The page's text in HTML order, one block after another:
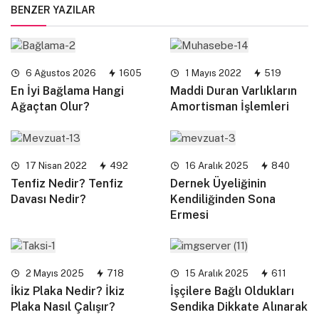
BENZER YAZILAR
6 Ağustos 2026 1605
En İyi Bağlama Hangi
Ağaçtan Olur?
1 Mayıs 2022 519
Maddi Duran Varlıkların
Amortisman İşlemleri
17 Nisan 2022 492
Tenfiz Nedir? Tenfiz
Davası Nedir?
16 Aralık 2025 840
Dernek Üyeliğinin
Kendiliğinden Sona
Ermesi
2 Mayıs 2025 718
İkiz Plaka Nedir? İkiz
Plaka Nasıl Çalışır?
15 Aralık 2025 611
İşçilere Bağlı Oldukları
Sendika Dikkate Alınarak